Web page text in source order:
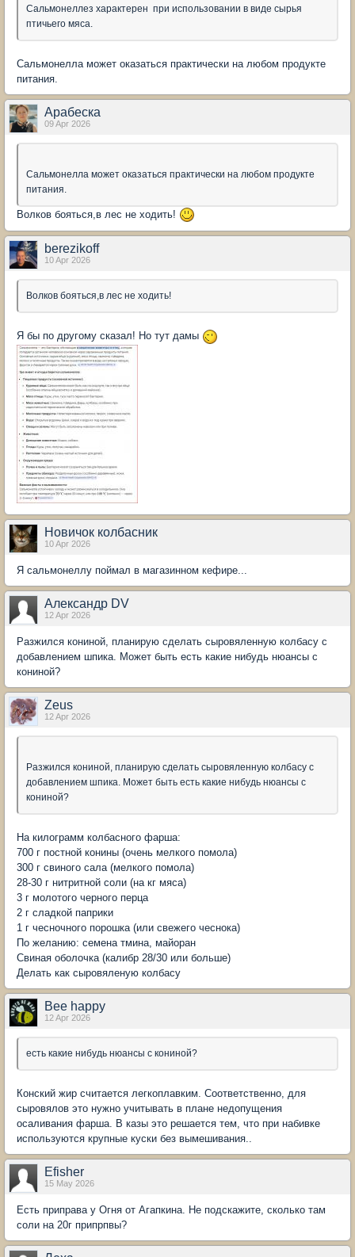
Сальмонеллез характерен при использовании в виде сырья
птичьего мяса.
Сальмонелла может оказаться практически на любом продукте
питания.
Арабеска
09 Apr 2026
Сальмонелла может оказаться практически на любом продукте
питания.
Волков бояться,в лес не ходить!
berezikoff
10 Apr 2026
Волков бояться,в лес не ходить!
Я бы по другому сказал! Но тут дамы
Новичок колбасник
10 Apr 2026
Я сальмонеллу поймал в магазинном кефире...
Александр DV
12 Apr 2026
Разжился кониной, планирую сделать сыровяленную колбасу с
добавлением шпика. Может быть есть какие нибудь нюансы с
кониной?
Zeus
12 Apr 2026
Разжился кониной, планирую сделать сыровяленную колбасу с
добавлением шпика. Может быть есть какие нибудь нюансы с
кониной?
На килограмм колбасного фарша:
700 г постной конины (очень мелкого помола)
300 г свиного сала (мелкого помола)
28-30 г нитритной соли (на кг мяса)
3 г молотого черного перца
2 г сладкой паприки
1 г чесночного порошка (или свежего чеснока)
По желанию: семена тмина, майоран
Свиная оболочка (калибр 28/30 или больше)
Делать как сыровяленую колбасу
Bee happy
12 Apr 2026
есть какие нибудь нюансы с кониной?
Конский жир считается легкоплавким. Соответственно, для
сыровялов это нужно учитывать в плане недопущения
осаливания фарша. В казы это решается тем, что при набивке
используются крупные куски без вымешивания..
Efisher
15 May 2026
Есть приправа у Огня от Агапкина. Не подскажите, сколько там
соли на 20г припрпвы?